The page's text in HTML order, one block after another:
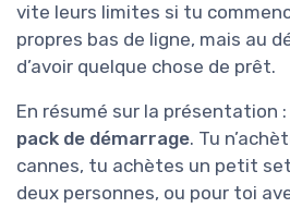
vite leurs limites si tu
propres bas de ligne, mais au
d’avoir quelque chose de prêt.
En résumé sur la présentation :
pack de démarrage. Tu
cannes, tu achètes un petit
deux personnes, ou pour toi